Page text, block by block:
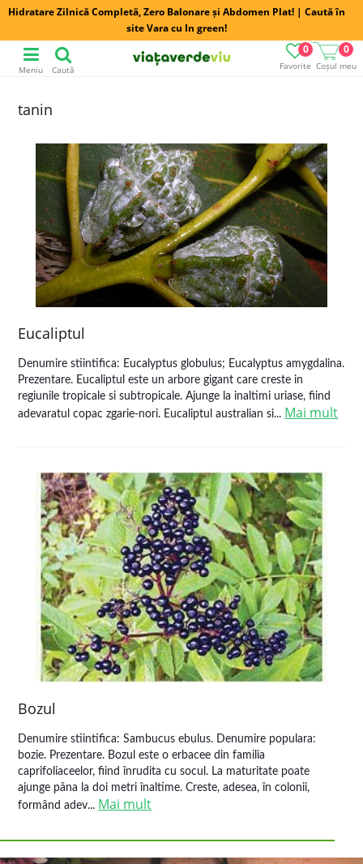
Hidratare Zilnică Completă, Zero Balonare și Abdomen Plat! | Caută în
site Vara cu In green!
Favorite
0
Coșul meu
0
Meniu Caută
tanin
Eucaliptul
Denumire stiintifica: Eucalyptus globulus; Eucalyptus amygdalina.
Prezentare. Eucaliptul este un arbore gigant care creste in
regiunile tropicale si subtropicale. Ajunge la inaltimi uriase, fiind
adevaratul copac zgarie-nori. Eucaliptul australian si... Mai mult
Bozul
Denumire stiintifica: Sambucus ebulus. Denumire populara:
bozie. Prezentare. Bozul este o erbacee din familia
caprifoliaceelor, fiind înrudita cu socul. La maturitate poate
ajunge pâna la doi metri înaltime. Creste, adesea, în colonii,
formând adev... Mai mult